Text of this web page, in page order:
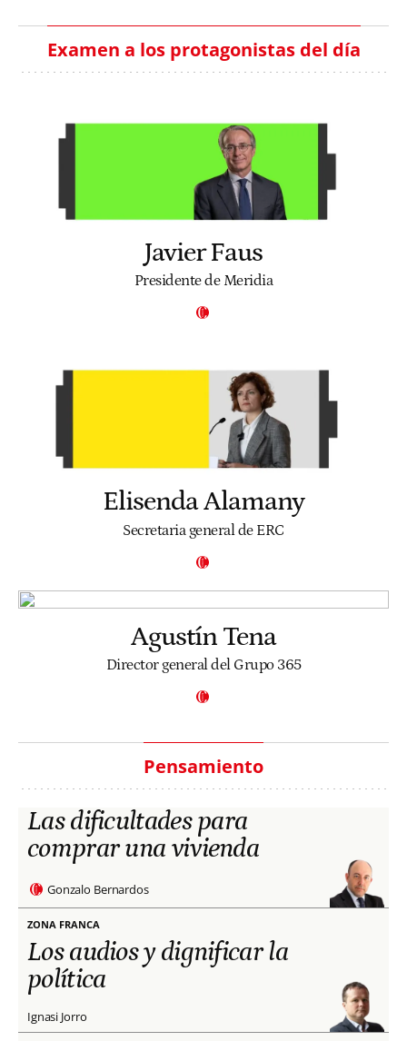
Examen a los protagonistas del día
Javier Faus
Presidente de Meridia
Elisenda Alamany
Secretaria general de ERC
Agustín Tena
Director general del Grupo 365
Pensamiento
Las dificultades para
comprar una vivienda
Gonzalo Bernardos
ZONA FRANCA
Los audios y dignificar la
política
Ignasi Jorro